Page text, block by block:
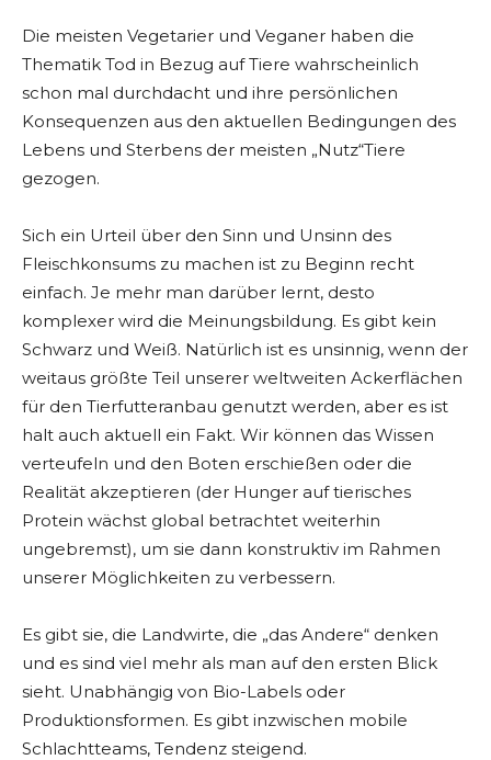
Die meisten Vegetarier und Veganer haben die
Thematik Tod in Bezug auf Tiere wahrscheinlich
schon mal durchdacht und ihre persönlichen
Konsequenzen aus den aktuellen Bedingungen des
Lebens und Sterbens der meisten „Nutz“Tiere
gezogen.
Sich ein Urteil über den Sinn und Unsinn des
Fleischkonsums zu machen ist zu Beginn recht
einfach. Je mehr man darüber lernt, desto
komplexer wird die Meinungsbildung. Es gibt kein
Schwarz und Weiß. Natürlich ist es unsinnig, wenn der
weitaus größte Teil unserer weltweiten Ackerflächen
für den Tierfutteranbau genutzt werden, aber es ist
halt auch aktuell ein Fakt. Wir können das Wissen
verteufeln und den Boten erschießen oder die
Realität akzeptieren (der Hunger auf tierisches
Protein wächst global betrachtet weiterhin
ungebremst), um sie dann konstruktiv im Rahmen
unserer Möglichkeiten zu verbessern.
Es gibt sie, die Landwirte, die „das Andere“ denken
und es sind viel mehr als man auf den ersten Blick
sieht. Unabhängig von Bio-Labels oder
Produktionsformen. Es gibt inzwischen mobile
Schlachtteams, Tendenz steigend.